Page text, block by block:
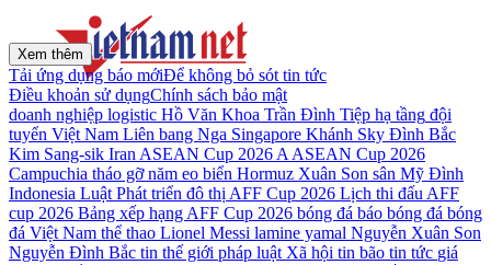
Xem thêm
Tải ứng dụng báo mớiĐể không bỏ sót tin tức
Điều khoản sử dụngChính sách bảo mật
doanh nghiệp logistic Hồ Văn Khoa Trần Đình Tiệp hạ tầng đội
tuyển Việt Nam Liên bang Nga Singapore Khánh Sky Đình Bắc
Kim Sang-sik Iran ASEAN Cup 2026 A ASEAN Cup 2026
Campuchia tháo gỡ năm eo biển Hormuz Xuân Son sân Mỹ Đình
Indonesia Luật Phát triển đô thị AFF Cup 2026 Lịch thi đấu AFF
cup 2026 Bảng xếp hạng AFF Cup 2026 bóng đá báo bóng đá bóng
đá Việt Nam thể thao Lionel Messi lamine yamal Nguyễn Xuân Son
Nguyễn Đình Bắc tin thế giới pháp luật Xã hội tin bão tin tức giá